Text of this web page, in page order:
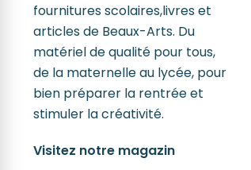
fournitures scolaires,livres et
articles de Beaux-Arts. Du
matériel de qualité pour tous,
de la maternelle au lycée, pour
bien préparer la rentrée et
stimuler la créativité.
Visitez notre magazin